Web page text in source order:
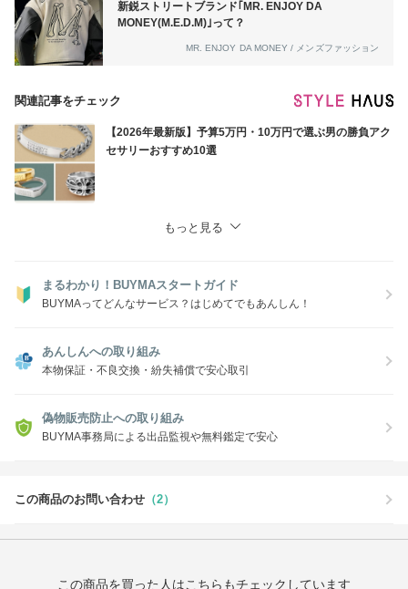
新鋭ストリートブランド｢MR. ENJOY DA
MONEY(M.E.D.M)｣って？
MR. ENJOY DA MONEY / メンズファッション
関連記事をチェック
【2026年最新版】予算5万円・10万円で選ぶ男の勝負アク
セサリーおすすめ10選
もっと見る
まるわかり！BUYMAスタートガイド
BUYMAってどんなサービス？はじめてでもあんしん！
あんしんへの取り組み
本物保証・不良交換・紛失補償で安心取引
偽物販売防止への取り組み
BUYMA事務局による出品監視や無料鑑定で安心
この商品のお問い合わせ （2）
この商品を買った人はこちらもチェックしています